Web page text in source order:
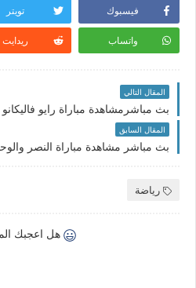
فيسبوك تويتر
واتساب ريدايت
المقال التالي
المقال السابق
رياضة
هل اعجبك